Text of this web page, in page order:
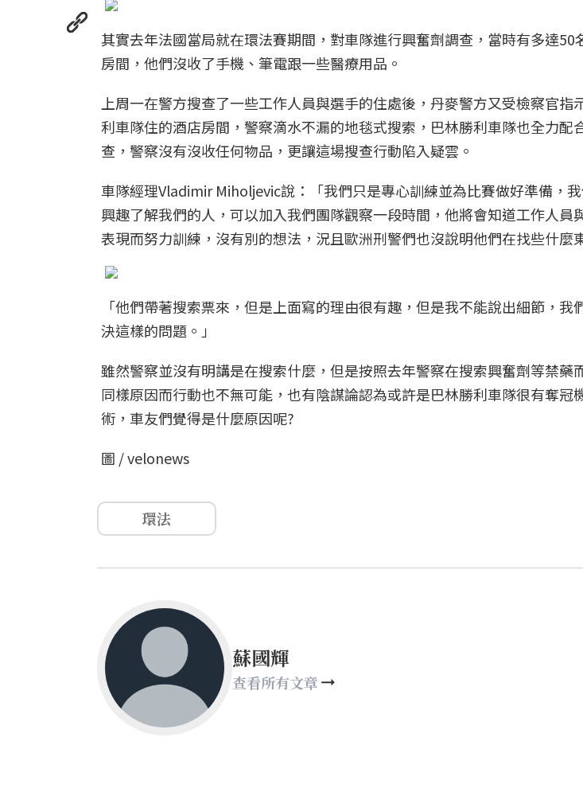
其實去年法國當局就在環法賽期間，對車隊進行興奮劑調查，當時有多達
房間，他們沒收了手機、筆電跟一些醫療用品。
上周一在警方搜查了一些工作人員與選手的住處後，丹麥警方又受檢察官指
利車隊住的酒店房間，警察滴水不漏的地毯式搜索，巴林勝利車隊也全力配
查，警察沒有沒收任何物品，更讓這場搜查行動陷入疑雲。
車隊經理Vladimir Miholjevic說：「我們只是專心訓練並為比賽做好準備，
興趣了解我們的人，可以加入我們團隊觀察一段時間，他將會知道工作人員
表現而努力訓練，沒有別的想法，況且歐洲刑警們也沒說明他們在找些什麼
「他們帶著搜索票來，但是上面寫的理由很有趣，但是我不能說出細節，
決這樣的問題。」
雖然警察並沒有明講是在搜索什麼，但是按照去年警察在搜索興奮劑等禁藥
同樣原因而行動也不無可能，也有陰謀論認為或許是巴林勝利車隊很有奪冠
術，車友們覺得是什麼原因呢?
圖 / velonews
環法
蘇國輝
查看所有文章